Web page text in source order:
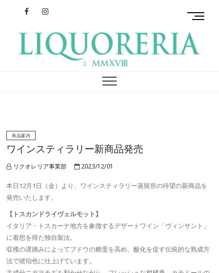
FacebookInstagram
リクオレリア
M
u
商品案内
ワインスティラリー新商品発売
リクオレリア事業部 2023/12/01
本日12月1日（金）より、ワインスティラリー蒸留所の待望の新商品を
発売いたします。
【トスカンドライヴェルモット】
イタリア・トスカーナ地方を象徴するデザートワイン「ヴィンサント」
に着想を得た独自製法。
収穫の遅摘みによってブドウの糖度を高め、酸化を促す伝統的な熟成方
法で琥珀色に仕上げています。